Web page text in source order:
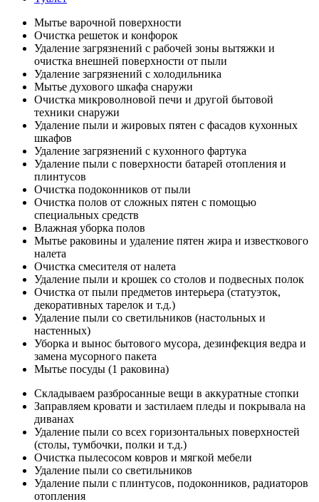
Мытье варочной поверхности
Очистка решеток и конфорок
Удаление загрязнений с рабочей зоны вытяжки и
очистка внешней поверхности от пыли
Удаление загрязнений с холодильника
Мытье духового шкафа снаружи
Очистка микроволновой печи и другой бытовой
техники снаружи
Удаление пыли и жировых пятен с фасадов кухонных
шкафов
Удаление загрязнений с кухонного фартука
Удаление пыли с поверхности батарей отопления и
плинтусов
Очистка подоконников от пыли
Очистка полов от сложных пятен с помощью
специальных средств
Влажная уборка полов
Мытье раковины и удаление пятен жира и известкового
налета
Очистка смесителя от налета
Удаление пыли и крошек со столов и подвесных полок
Очистка от пыли предметов интерьера (статуэток,
декоративных тарелок и т.д.)
Удаление пыли со светильников (настольных и
настенных)
Уборка и вынос бытового мусора, дезинфекция ведра и
замена мусорного пакета
Мытье посуды (1 раковина)
Складываем разбросанные вещи в аккуратные стопки
Заправляем кровати и застилаем пледы и покрывала на
диванах
Удаление пыли со всех горизонтальных поверхностей
(столы, тумбочки, полки и т.д.)
Очистка пылесосом ковров и мягкой мебели
Удаление пыли со светильников
Удаление пыли с плинтусов, подоконников, радиаторов
отопления